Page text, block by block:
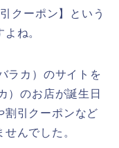
クーポン】という
ね。
ラカ）のサイトを
）のお店が誕生日
割引クーポンなど
んでした。